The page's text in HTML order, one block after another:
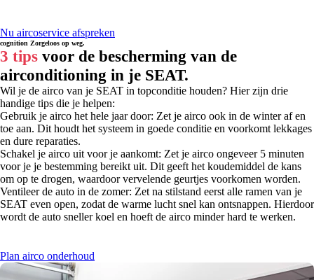
Nu aircoservice afspreken
cognition Zorgeloos op weg.
3 tips voor de bescherming van de
airconditioning in je SEAT.
Wil je de airco van je SEAT in topconditie houden? Hier zijn drie
handige tips die je helpen:
Gebruik je airco het hele jaar door: Zet je airco ook in de winter af en
toe aan. Dit houdt het systeem in goede conditie en voorkomt lekkages
en dure reparaties.
Schakel je airco uit voor je aankomt: Zet je airco ongeveer 5 minuten
voor je je bestemming bereikt uit. Dit geeft het koudemiddel de kans
om op te drogen, waardoor vervelende geurtjes voorkomen worden.
Ventileer de auto in de zomer: Zet na stilstand eerst alle ramen van je
SEAT even open, zodat de warme lucht snel kan ontsnappen. Hierdoor
wordt de auto sneller koel en hoeft de airco minder hard te werken.
Plan airco onderhoud